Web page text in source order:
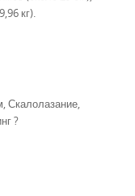
кг).
Скалолазание,
?